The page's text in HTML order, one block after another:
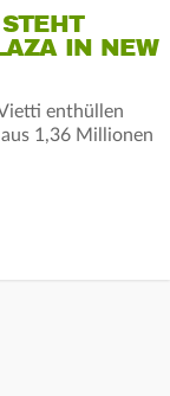
IN NEW
enthüllen
1,36 Millionen